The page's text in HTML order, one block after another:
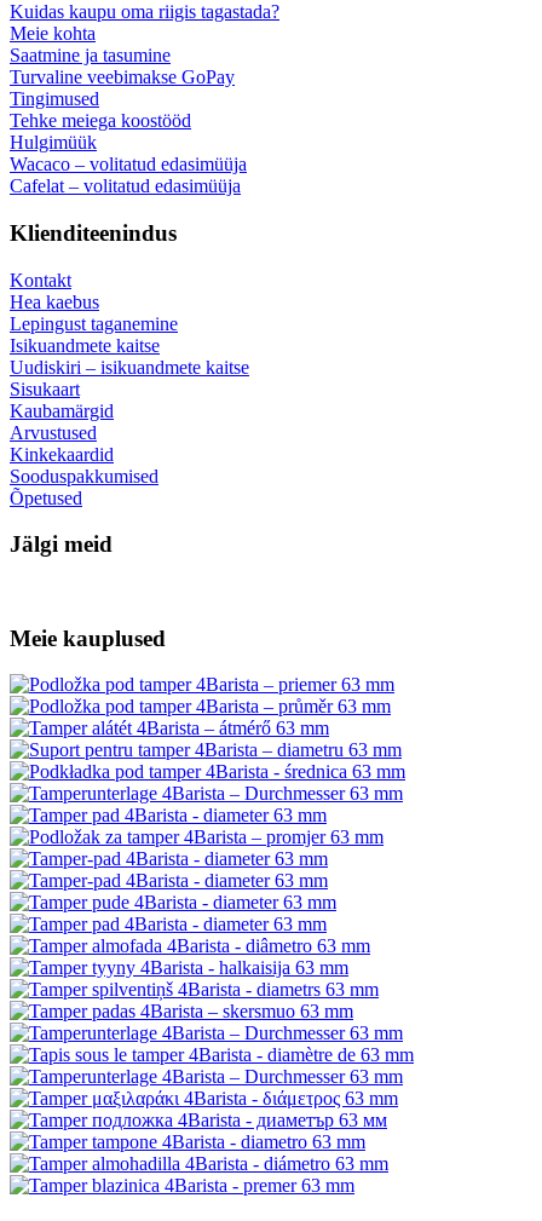
Kuidas kaupu oma riigis tagastada?
Meie kohta
Saatmine ja tasumine
Turvaline veebimakse GoPay
Tingimused
Tehke meiega koostööd
Hulgimüük
Wacaco – volitatud edasimüüja
Cafelat – volitatud edasimüüja
Klienditeenindus
Kontakt
Hea kaebus
Lepingust taganemine
Isikuandmete kaitse
Uudiskiri – isikuandmete kaitse
Sisukaart
Kaubamärgid
Arvustused
Kinkekaardid
Sooduspakkumised
Õpetused
Jälgi meid
Meie kauplused